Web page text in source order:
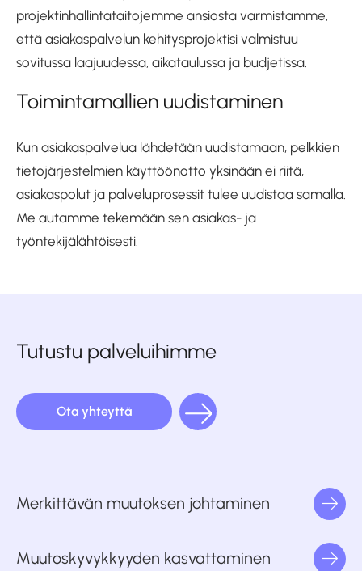
projektinhallintataitojemme ansiosta varmistamme,
että asiakaspalvelun kehitysprojektisi valmistuu
sovitussa laajuudessa, aikataulussa ja budjetissa.
Toimintamallien uudistaminen
Kun asiakaspalvelua lähdetään uudistamaan, pelkkien
tietojärjestelmien käyttöönotto yksinään ei riitä,
asiakaspolut ja palveluprosessit tulee uudistaa samalla.
Me autamme tekemään sen asiakas- ja
työntekijälähtöisesti.
Tutustu palveluihimme
Ota yhteyttä
Merkittävän muutoksen johtaminen
Muutoskyvykkyyden kasvattaminen